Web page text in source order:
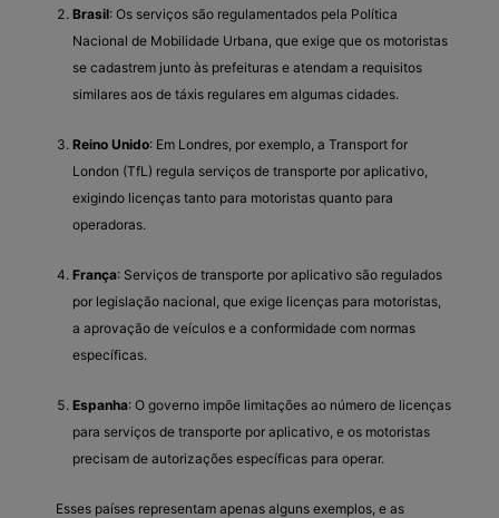
Brasil: Os serviços são regulamentados pela Política
Nacional de Mobilidade Urbana, que exige que os motoristas
se cadastrem junto às prefeituras e atendam a requisitos
similares aos de táxis regulares em algumas cidades.
Reino Unido: Em Londres, por exemplo, a Transport for
London (TfL) regula serviços de transporte por aplicativo,
exigindo licenças tanto para motoristas quanto para
operadoras.
França: Serviços de transporte por aplicativo são regulados
por legislação nacional, que exige licenças para motoristas,
a aprovação de veículos e a conformidade com normas
específicas.
Espanha: O governo impõe limitações ao número de licenças
para serviços de transporte por aplicativo, e os motoristas
precisam de autorizações específicas para operar.
Esses países representam apenas alguns exemplos, e as